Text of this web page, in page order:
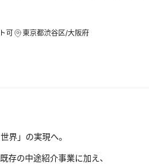
可 東京都渋谷区/大阪府
界」の実現へ。
存の中途紹介事業に加え、